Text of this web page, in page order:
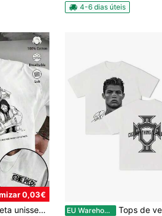
4-6 dias úteis
0,03€
gola redonda, mangas curtas, modelagem solta, estilo universitário, adequada para todas as estações. EU Warehouse Tops de verão vintage supermodernos